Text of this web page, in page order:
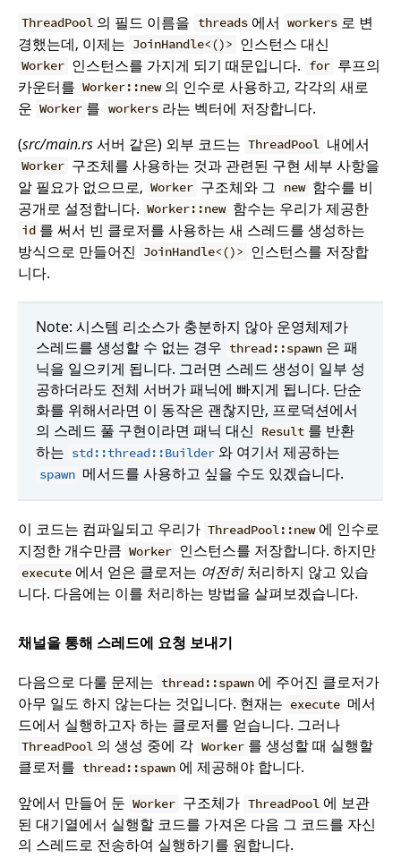
ThreadPool 의 필드 이름을 threads 에서 workers 로 변
경했는데, 이제는 JoinHandle<()> 인스턴스 대신
Worker 인스턴스를 가지게 되기 때문입니다. for 루프의
카운터를 Worker::new 의 인수로 사용하고, 각각의 새로
운 Worker 를 workers 라는 벡터에 저장합니다.
(src/main.rs서버 같은) 외부 코드는 ThreadPool 내에서
Worker 구조체를 사용하는 것과 관련된 구현 세부 사항을
알 필요가 없으므로, Worker 구조체와 그 new 함수를 비
공개로 설정합니다. Worker::new 함수는 우리가 제공한
id 를 써서 빈 클로저를 사용하는 새 스레드를 생성하는
방식으로 만들어진
JoinHandle<()> 인스턴스를 저장합
니다.
Note: 시스템 리소스가 충분하지 않아 운영체제가
스레드를 생성할 수 없는 경우 thread::spawn 은 패
닉을 일으키게 됩니다. 그러면 스레드 생성이 일부 성
공하더라도 전체 서버가 패닉에 빠지게 됩니다. 단순
화를 위해서라면 이 동작은 괜찮지만, 프로덕션에서
의 스레드 풀 구현이라면 패닉 대신
Result 를 반환
하는 std::thread::Builder 와 여기서 제공하는
spawn 메서드를 사용하고 싶을 수도 있겠습니다.
이 코드는 컴파일되고 우리가 ThreadPool::new 에 인수로
지정한 개수만큼 Worker 인스턴스를 저장합니다. 하지만
execute 에서 얻은 클로저는 여전히처리하지 않고 있습
니다. 다음에는 이를 처리하는 방법을 살펴보겠습니다.
채널을 통해 스레드에 요청 보내기
다음으로 다룰 문제는 thread::spawn 에 주어진 클로저가
아무 일도 하지 않는다는 것입니다. 현재는 execute 메서
드에서 실행하고자 하는 클로저를 얻습니다. 그러나
ThreadPool 의 생성 중에 각 Worker 를 생성할 때 실행할
클로저를 thread::spawn 에 제공해야 합니다.
앞에서 만들어 둔 Worker 구조체가 ThreadPool 에 보관
된 대기열에서 실행할 코드를 가져온 다음 그 코드를 자신
의 스레드로 전송하여 실행하기를 원합니다.